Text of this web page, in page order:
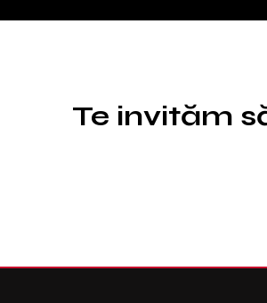
Te invităm